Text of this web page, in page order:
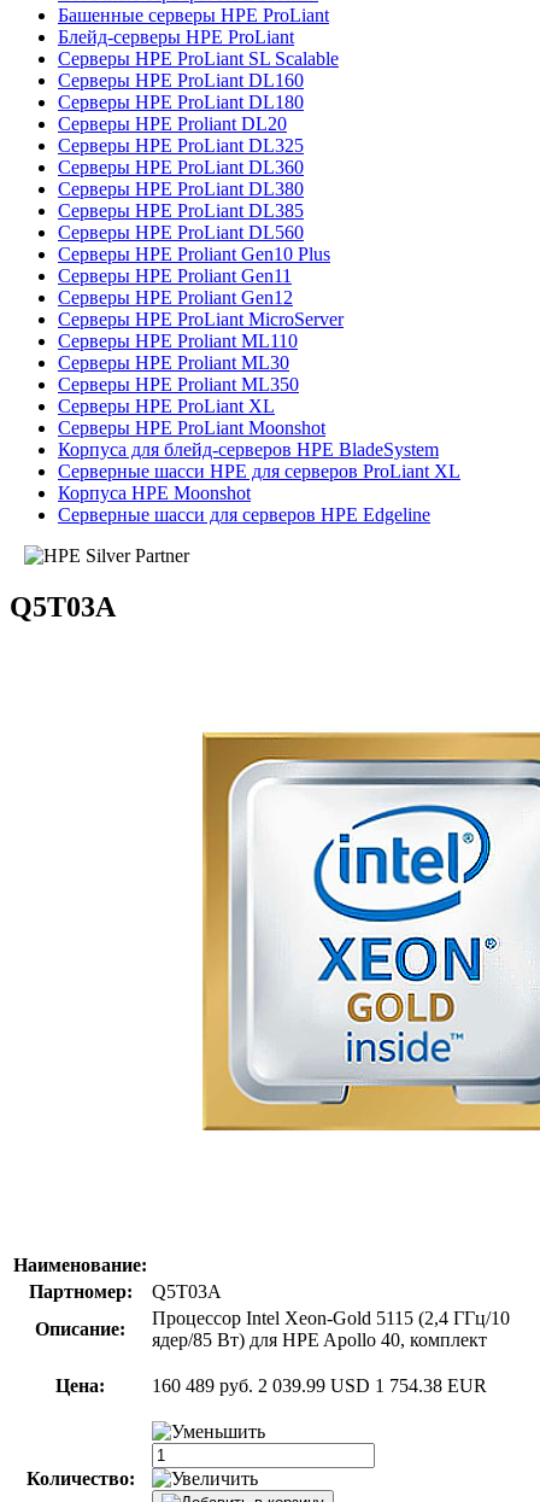
Башенные серверы HPE ProLiant
Блейд-серверы HPE ProLiant
Серверы HPE ProLiant SL Scalable
Серверы HPE ProLiant DL160
Серверы HPE ProLiant DL180
Серверы HPE Proliant DL20
Серверы HPE ProLiant DL325
Серверы HPE ProLiant DL360
Серверы HPE ProLiant DL380
Серверы HPE ProLiant DL385
Серверы HPE ProLiant DL560
Серверы HPE Proliant Gen10 Plus
Серверы HPE Proliant Gen11
Серверы HPE Proliant Gen12
Серверы HPE ProLiant MicroServer
Серверы HPE Proliant ML110
Серверы HPE Proliant ML30
Серверы HPE Proliant ML350
Серверы HPE ProLiant XL
Серверы HPE ProLiant Moonshot
Корпуса для блейд-серверов HPE BladeSystem
Серверные шасси HPE для серверов ProLiant XL
Корпуса HPE Moonshot
Серверные шасси для серверов HPE Edgeline
Q5T03A
Наименование:
Партномер:
Q5T03A
Описание:
Процессор Intel Xeon-Gold 5115 (2,4 ГГц/10
ядер/85 Вт) для HPE Apollo 40, комплект
Цена: 160 489 руб. 2 039.99 USD 1 754.38 EUR
Количество: